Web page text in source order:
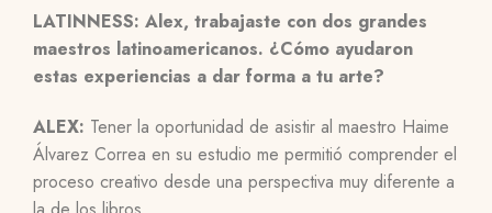
LATINNESS: Alex, trabajaste con dos grandes
maestros latinoamericanos. ¿Cómo ayudaron
estas experiencias a dar forma a tu arte?
ALEX: Tener la oportunidad de asistir al maestro Haime
Álvarez Correa en su estudio me permitió comprender el
proceso creativo desde una perspectiva muy diferente a